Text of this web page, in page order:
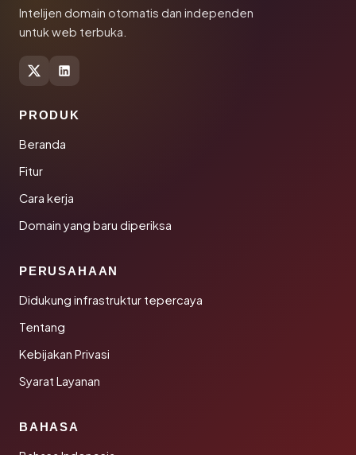
Intelijen domain otomatis dan independen
untuk web terbuka.
PRODUK
Beranda
Fitur
Cara kerja
Domain yang baru diperiksa
PERUSAHAAN
Didukung infrastruktur tepercaya
Tentang
Kebijakan Privasi
Syarat Layanan
BAHASA